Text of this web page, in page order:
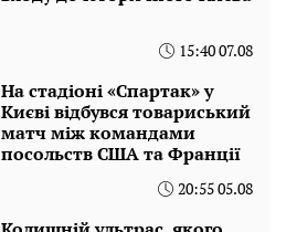
15:40 07.08
На стадіоні «Спартак» у
Києві відбувся товариський
матч між командами
посольств США та Франції
20:55 05.08